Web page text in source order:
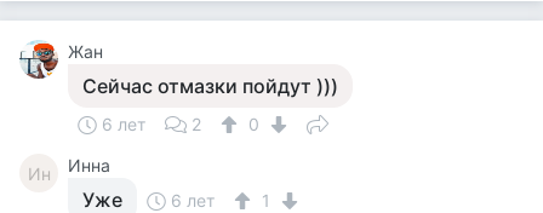
Жан
Сейчас отмазки пойдут )))
6 лет 2 0
Ин Инна
Уже 6 лет 1